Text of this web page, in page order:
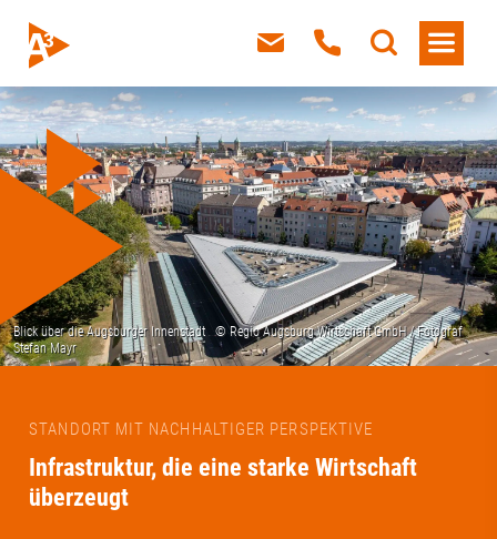
STANDORT MIT NACHHALTIGER PERSPEKTIVE
Infrastruktur, die eine starke Wirtschaft
überzeugt